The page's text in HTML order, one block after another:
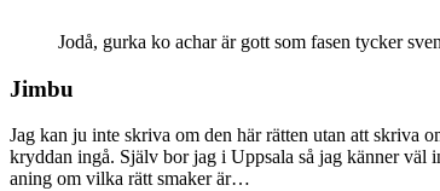
Jodå, gurka ko achar är gott som fasen tycker
Jimbu
Jag kan ju inte skriva om den här rätten utan att skriva
kryddan ingå. Själv bor jag i Uppsala så jag känner väl
aning om vilka rätt smaker är…